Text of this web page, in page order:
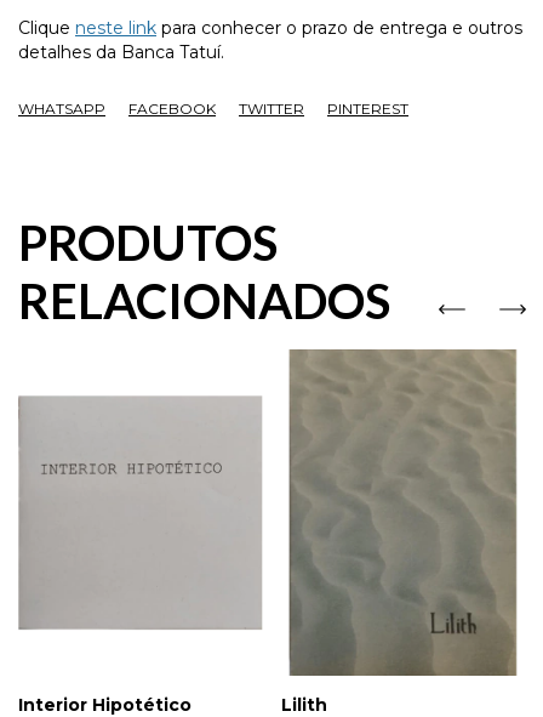
Clique neste link para conhecer o prazo de entrega e outros
detalhes da Banca Tatuí.
WHATSAPP FACEBOOK TWITTER PINTEREST
PRODUTOS
RELACIONADOS
Interior Hipotético
Lilith